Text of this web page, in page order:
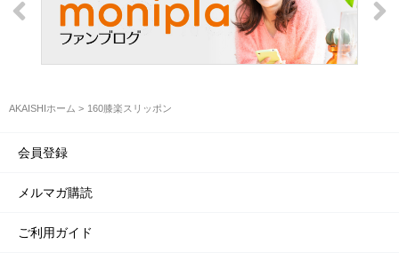
AKAISHIホーム 160膝楽スリッポン
会員登録
メルマガ購読
ご利用ガイド